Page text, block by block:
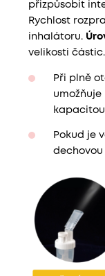
přizpůsobit
Rychlost
inhalátoru.
velikosti částic.
Při plně
umožňuje
Pokud je